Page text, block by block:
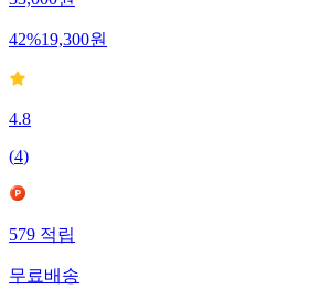
33,000원
42%19,300원
4.8
(4)
579적립
무료배송